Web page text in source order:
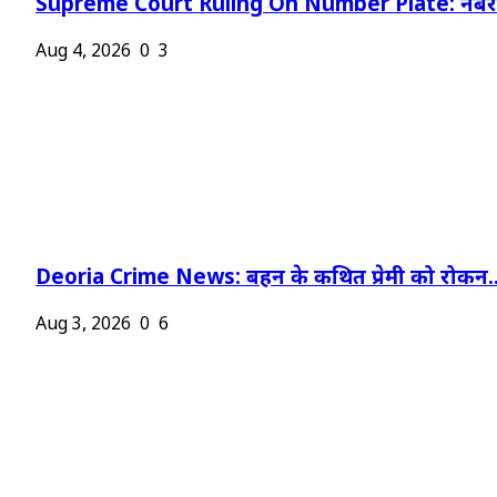
Supreme Court Ruling On Number Plate:
Aug 4, 2026 0 3
Deoria Crime News: बहन के कथित प्रेमी को
Aug 3, 2026 0 6